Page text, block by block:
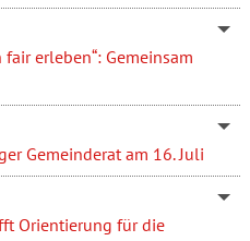
erleben“: Gemeinsam
Gemeinderat am 16. Juli
Orientierung für die